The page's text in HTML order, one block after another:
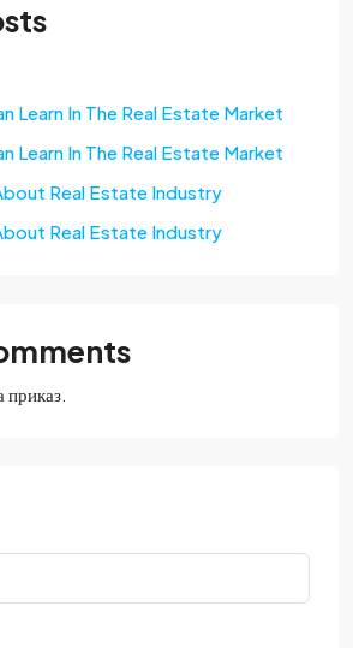
Learn In The Real Estate Market
Learn In The Real Estate Market
Real Estate Industry
Real Estate Industry